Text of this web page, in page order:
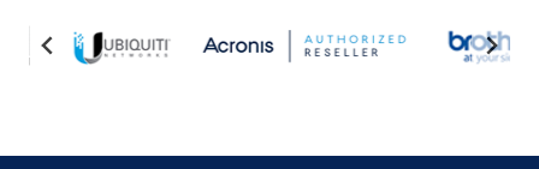
página